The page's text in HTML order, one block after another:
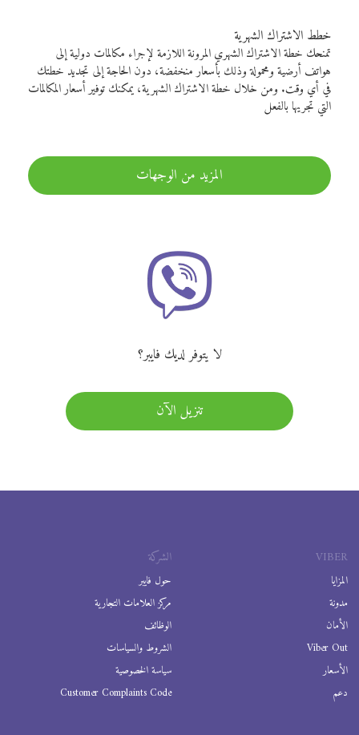
خطط الاشتراك الشهرية
تمنحك خطة الاشتراك الشهري المرونة اللازمة لإجراء مكالمات دولية إلى
هواتف أرضية ومحمولة وذلك بأسعار منخفضة، دون الحاجة إلى تجديد خطتك
في أي وقت. ومن خلال خطة الاشتراك الشهرية، يمكنك توفير أسعار المكالمات
التي تجريها بالفعل
المزيد من الوجهات
لا يتوفر لديك فايبر؟
تنزيل الآن
VIBER
المزايا
مدونة
الأمان
Viber Out
الأسعار
دعم
الشركة
حول فايبر
مركز العلامات التجارية
الوظائف
الشروط والسياسات
سياسة الخصوصية
Customer Complaints Code